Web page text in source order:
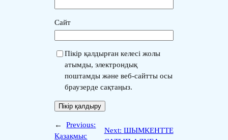
Сайт
Пікір қалдырған келесі жолы
атымды, электрондық
поштамды және веб-сайтты осы
браузерде сақтаңыз.
←
Previous:
Қазақмыс
Next: ШЫМКЕНТТЕ